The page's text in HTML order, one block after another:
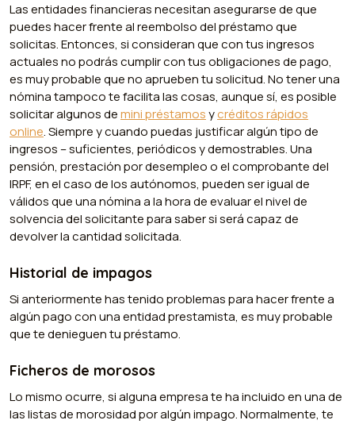
Las entidades financieras necesitan asegurarse de que
puedes hacer frente al reembolso del préstamo que
solicitas. Entonces, si consideran que con tus ingresos
actuales no podrás cumplir con tus obligaciones de pago,
es muy probable que no aprueben tu solicitud. No tener una
nómina tampoco te facilita las cosas, aunque sí, es posible
solicitar algunos demini préstamosycréditos rápidos
online. Siempre y cuando puedas justificar algún tipo de
ingresos – suficientes, periódicos y demostrables. Una
pensión, prestación por desempleo o el comprobante del
IRPF, en el caso de los autónomos, pueden ser igual de
válidos que una nómina a la hora de evaluar el nivel de
solvencia del solicitante para saber si será capaz de
devolver la cantidad solicitada.
Historial de impagos
Si anteriormente has tenido problemas para hacer frente a
algún pago con una entidad prestamista, es muy probable
que te denieguen tu préstamo.
Ficheros de morosos
Lo mismo ocurre, si alguna empresa te ha incluido en una de
las listas de morosidad por algún impago. Normalmente, te